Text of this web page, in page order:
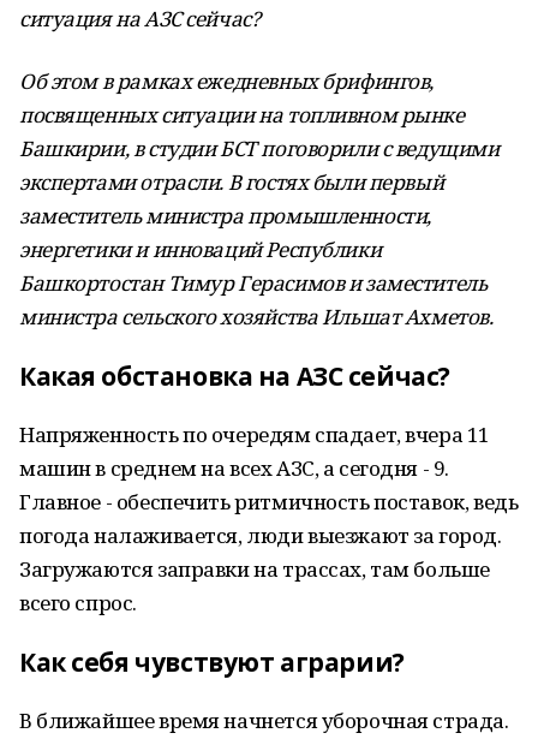
ситуация на АЗС сейчас?
Об этом в рамках ежедневных брифингов,
посвященных ситуации на топливном рынке
Башкирии, в студии БСТ поговорили с ведущими
экспертами отрасли. В гостях были первый
заместитель министра промышленности,
энергетики и инноваций Республики
Башкортостан Тимур Герасимов и заместитель
министра сельского хозяйства Ильшат Ахметов.
Какая обстановка на АЗС сейчас?
Напряженность по очередям спадает, вчера 11
машин в среднем на всех АЗС, а сегодня - 9.
Главное - обеспечить ритмичность поставок, ведь
погода налаживается, люди выезжают за город.
Загружаются заправки на трассах, там больше
всего спрос.
Как себя чувствуют аграрии?
В ближайшее время начнется уборочная страда.